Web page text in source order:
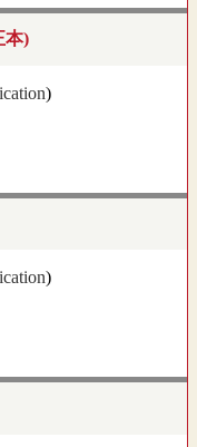
本)
)
)